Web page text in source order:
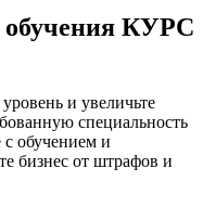
КУРС
и увеличьте
специальность
с обучением и
бизнес от штрафов и